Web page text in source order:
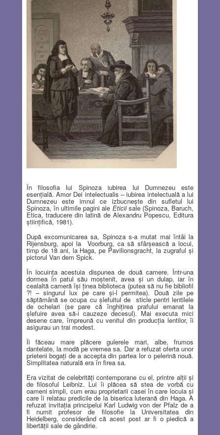
În filosofia lui Spinoza iubirea lui Dumnezeu este
esenţială. Amor Dei intelectualis – iubirea intelectuală a lui
Dumnezeu este imnul ce izbucneşte din sufletul lui
Spinoza, în ultimile pagini ale Eticiisale (Spinoza, Baruch,
Etica, traducere din latină de Alexandru Popescu, Editura
ştiinţifică, 1981).
După excomunicarea sa, Spinoza s-a mutat mai întâi la
Rijensburg, apoi la Voorburg, ca să sfârşească a locui,
timp de 18 ani, la Haga, pe Pavilionsgracht, la zugraful şi
pictorul Van dem Spick.
În locuinţa acestuia dispunea de două camere. Într-una
dormea în patul său moştenit, avea şi un dulap, iar în
cealaltă cameră îşi ţinea biblioteca (putea să nu fie bibliofil
?! – singurul lux pe care şi-l permitea). Două zile pe
săptămână se ocupa cu şlefuitul de sticle pentri lentilele
de ochelari (se pare că înghiţirea prafului emanat la
şlefuire avea să-i cauzeze decesul). Mai executa mici
desene care, împreună cu venitul din producţia lentilor, îi
asigurau un trai modest.
Îi făceau mare plăcere gulerele mari, albe, frumos
dantelate, la modă pe vremea sa. Dar a refuzat oferta unor
prieteni bogaţi de a accepta din partea lor o pelerină nouă.
Simplitatea naturală era în firea sa.
Era vizitat de celebrităţi contemporane cu el, printre alţii şi
de filosoful Leibniz. Lui îi plăcea să stea de vorbă cu
oameni simpli, cum erau proprietarii casei în care locuia şi
care îi relatau predicile de la biserica luterană din Haga. A
refuzat invitaţia principelui Karl Ludwig von der Pfalz de a
fi numit profesor de filosofie la Universitatea din
Heidelberg, considerând că acest post ar fi o piedică a
libertăţii sale de gândirie.